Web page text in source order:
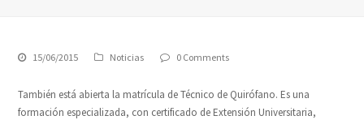
15/06/2015 Noticias 0 Comments
También está abierta la matrícula de Técnico de Quirófano. Es una
formación especializada, con certificado de Extensión Universitaria,